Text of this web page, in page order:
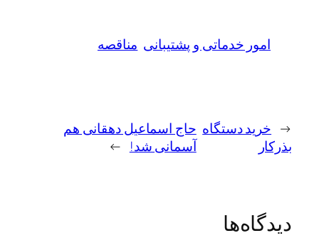
امور خدماتی و پشتیبانی مناقصه
← خرید دستگاه
بذرکار
حاج اسماعیل دهقانی هم
آسمانی شد! →
دیدگاه‌ها